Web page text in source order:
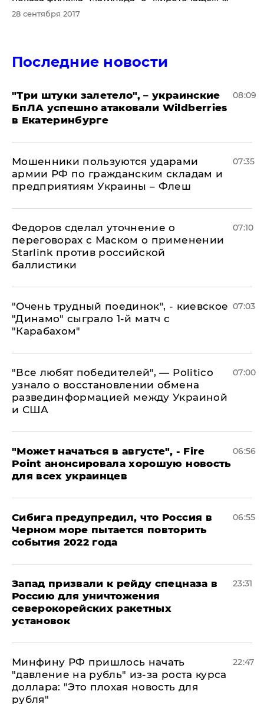
Николае II
28 сентября 2017
Последние новости
"Три штуки залетело", – украинские
БпЛА успешно атаковали Wildberries
в Екатеринбурге
08:09
Мошенники пользуются ударами
армии РФ по гражданским складам и
предприятиям Украины – Флеш
07:35
Федоров сделал уточнение о
переговорах с Маском о применении
Starlink против российской
баллистики
07:10
"Очень трудный поединок", - киевское
"Динамо" сыграло 1-й матч с
"Карабахом"
07:03
​"Все любят победителей", — Politico
узнало о восстановлении обмена
развединформацией между Украиной
и США
07:00
"Может начаться в августе", - Fire
Point анонсировала хорошую новость
для всех украинцев
06:56
Сибига предупредил, что Россия в
Черном море пытается повторить
события 2022 года
06:55
Запад призвали к рейду спецназа в
Россию для уничтожения
северокорейских ракетных
установок
23:31
Минфину РФ пришлось начать
"давление на рубль" из-за роста курса
доллара: "Это плохая новость для
рубля"
22:47